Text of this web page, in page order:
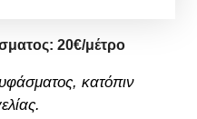
20€/μέτρο
κατόπιν